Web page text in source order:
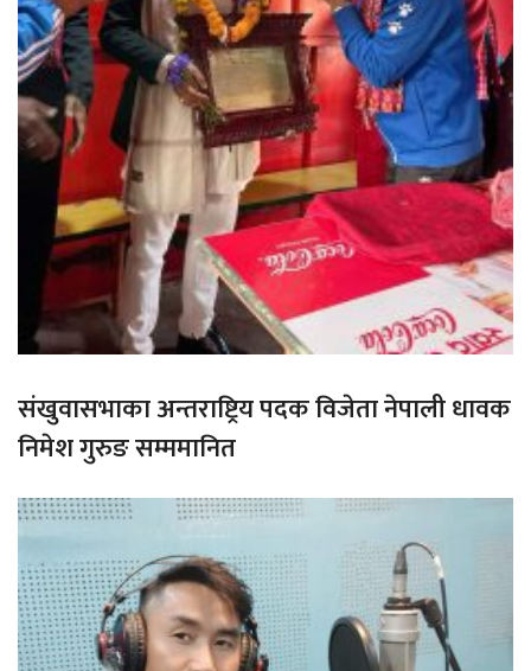
संखुवासभाका अन्तराष्ट्रिय पदक विजेता नेपाली धावक
निमेश गुरुङ सम्ममानित